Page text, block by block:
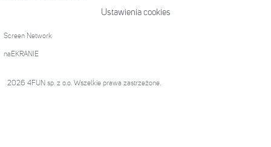
Ustawienia cookies
Screen Network
naEKRANIE
2026 4FUN sp. z o.o. Wszelkie prawa zastrzeżone.